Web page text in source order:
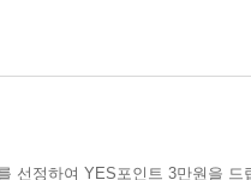
뛰기 시작한다.
작품이다. ‘수진’이 지하철
선정하여 YES포인트 3만원을 드